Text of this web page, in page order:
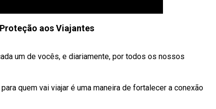
aos Viajantes
um de vocês, e diariamente, por todos os nossos
quem vai viajar é uma maneira de fortalecer a conexão